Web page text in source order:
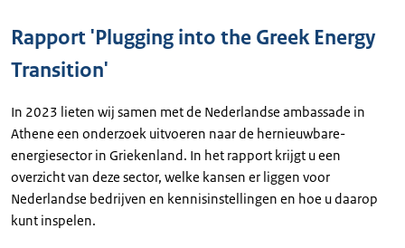
Rapport 'Plugging into the Greek Energy
Transition'
In 2023 lieten wij samen met de Nederlandse ambassade in
Athene een onderzoek uitvoeren naar de hernieuwbare-
energiesector in Griekenland. In het rapport krijgt u een
overzicht van deze sector, welke kansen er liggen voor
Nederlandse bedrijven en kennisinstellingen en hoe u daarop
kunt inspelen.